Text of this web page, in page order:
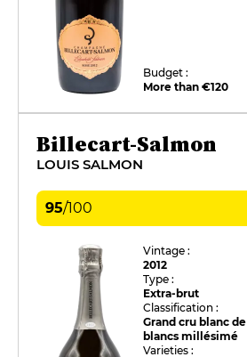
Budget :
More than €120
Billecart-Salmon
LOUIS SALMON
95/100
Vintage :
2012
Type :
Extra-brut
Classification :
Grand cru blanc de
blancs millésimé
Varieties :